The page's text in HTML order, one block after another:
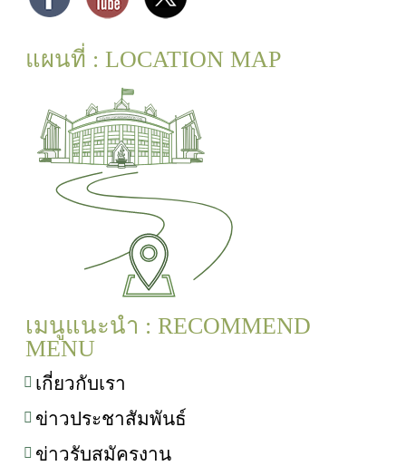
แผนที่ : LOCATION MAP
เมนูแนะนำ : RECOMMEND
MENU
เกี่ยวกับเรา
ข่าวประชาสัมพันธ์
ข่าวรับสมัครงาน